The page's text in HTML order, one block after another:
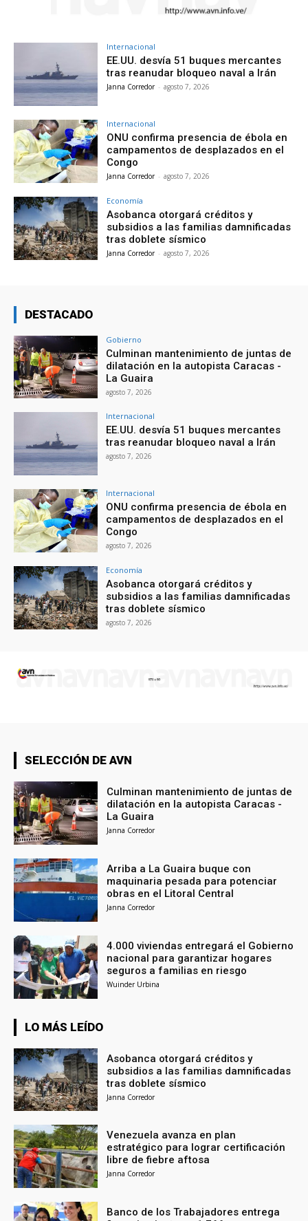
Internacional
EE.UU. desvía 51 buques mercantes
tras reanudar bloqueo naval a Irán
Janna Corredor - agosto 7, 2026
Internacional
ONU confirma presencia de ébola en
campamentos de desplazados en el
Congo
Janna Corredor - agosto 7, 2026
Economía
Asobanca otorgará créditos y
subsidios a las familias damnificadas
tras doblete sísmico
Janna Corredor - agosto 7, 2026
DESTACADO
Gobierno
Culminan mantenimiento de juntas de
dilatación en la autopista Caracas -
La Guaira
agosto 7, 2026
Internacional
EE.UU. desvía 51 buques mercantes
tras reanudar bloqueo naval a Irán
agosto 7, 2026
Internacional
ONU confirma presencia de ébola en
campamentos de desplazados en el
Congo
agosto 7, 2026
Economía
Asobanca otorgará créditos y
subsidios a las familias damnificadas
tras doblete sísmico
agosto 7, 2026
SELECCIÓN DE AVN
Culminan mantenimiento de juntas de
dilatación en la autopista Caracas -
La Guaira
Janna Corredor
Arriba a La Guaira buque con
maquinaria pesada para potenciar
obras en el Litoral Central
Janna Corredor
4.000 viviendas entregará el Gobierno
nacional para garantizar hogares
seguros a familias en riesgo
Wuinder Urbina
LO MÁS LEÍDO
Asobanca otorgará créditos y
subsidios a las familias damnificadas
tras doblete sísmico
Janna Corredor
Venezuela avanza en plan
estratégico para lograr certificación
libre de fiebre aftosa
Janna Corredor
Banco de los Trabajadores entrega